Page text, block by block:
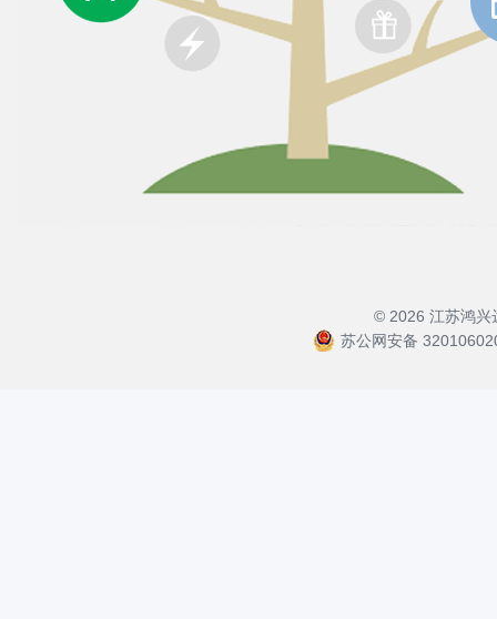
© 2026 江苏鸿兴
苏公网安备